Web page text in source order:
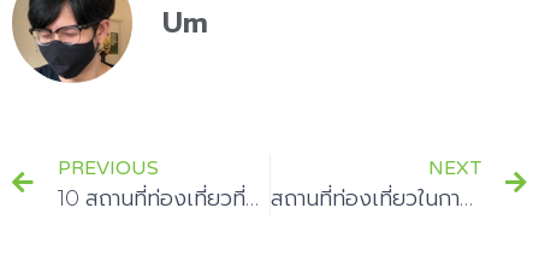
Um
PREVIOUS
10 สถานที่ท่องเที่ยวที่ต้องไปเมืองกาญจนบุรี
NEXT
สถานที่ท่องเที่ยวในกาญจนบุรี ที่เป็นที่รู้จัก